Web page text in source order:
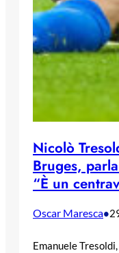
Nicolò
Bruges,
“È un
Oscar Maresca•
Emanuele